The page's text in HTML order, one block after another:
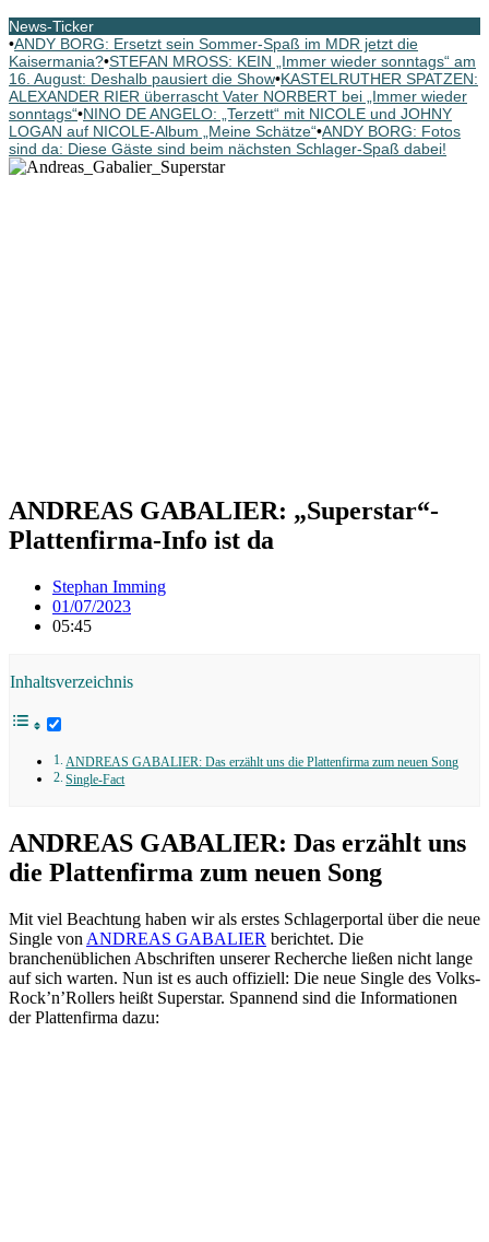
News-Ticker
•ANDY BORG: Ersetzt sein Sommer-Spaß im MDR jetzt die
Kaisermania?•STEFAN MROSS: KEIN „Immer wieder sonntags“ am
16. August: Deshalb pausiert die Show•KASTELRUTHER SPATZEN:
ALEXANDER RIER überrascht Vater NORBERT bei „Immer wieder
sonntags“•NINO DE ANGELO: „Terzett“ mit NICOLE und JOHNY
LOGAN auf NICOLE-Album „Meine Schätze“•ANDY BORG: Fotos
sind da: Diese Gäste sind beim nächsten Schlager-Spaß dabei!
ANDREAS GABALIER: „Superstar“-
Plattenfirma-Info ist da
Stephan Imming
01/07/2023
05:45
Inhaltsverzeichnis
ANDREAS GABALIER: Das erzählt uns die Plattenfirma zum neuen Song
Single-Fact
ANDREAS GABALIER: Das erzählt uns
die Plattenfirma zum neuen Song
Mit viel Beachtung haben wir als erstes Schlagerportal über die neue
Single von ANDREAS GABALIER berichtet. Die
branchenüblichen Abschriften unserer Recherche ließen nicht lange
auf sich warten. Nun ist es auch offiziell: Die neue Single des Volks-
Rock’n’Rollers heißt Superstar. Spannend sind die Informationen
der Plattenfirma dazu: